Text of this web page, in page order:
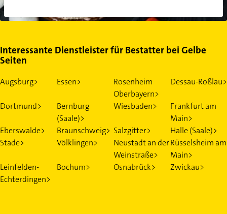
Interessante Dienstleister für Bestatter bei Gelbe
Seiten
Augsburg> Essen>
Rosenheim
Oberbayern>
Dessau-Roßlau>
Dortmund>
Bernburg
(Saale)>
Wiesbaden>
Frankfurt am
Main>
Eberswalde>
Braunschweig> Salzgitter>
Halle (Saale)>
Stade>
Völklingen>
Neustadt an der
Weinstraße>
Rüsselsheim am
Main>
Leinfelden-
Echterdingen>
Bochum> Osnabrück> Zwickau>